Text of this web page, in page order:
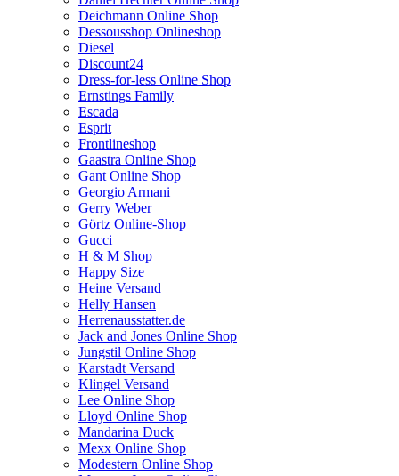
Deichmann Online Shop
Dessousshop Onlineshop
Diesel
Discount24
Dress-for-less Online Shop
Ernstings Family
Escada
Esprit
Frontlineshop
Gaastra Online Shop
Gant Online Shop
Georgio Armani
Gerry Weber
Görtz Online-Shop
Gucci
H & M Shop
Happy Size
Heine Versand
Helly Hansen
Herrenausstatter.de
Jack and Jones Online Shop
Jungstil Online Shop
Karstadt Versand
Klingel Versand
Lee Online Shop
Lloyd Online Shop
Mandarina Duck
Mexx Online Shop
Modestern Online Shop